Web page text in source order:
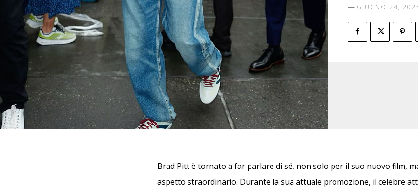
GIUGNO 24,
Brad Pitt è tornato a far parlare di sé, non solo per il suo nuovo film,
aspetto straordinario. Durante la sua attuale promozione, il celebre